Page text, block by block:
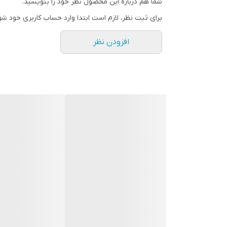
برای ثبت نظر، لازم است ابتدا وارد حساب کاربری خود
افزودن نظر